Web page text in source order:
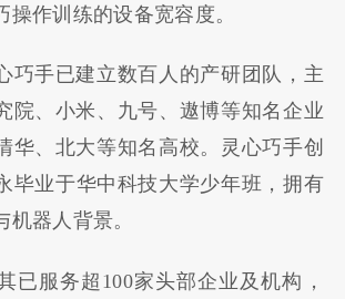
操作训练的设备宽容度。
巧手已建立数百人的产研团队，主
院、小米、九号、遨博等知名企业
华、北大等知名高校。灵心巧手创
毕业于华中科技大学少年班，拥有
器人背景。
已服务超100家头部企业及机构，